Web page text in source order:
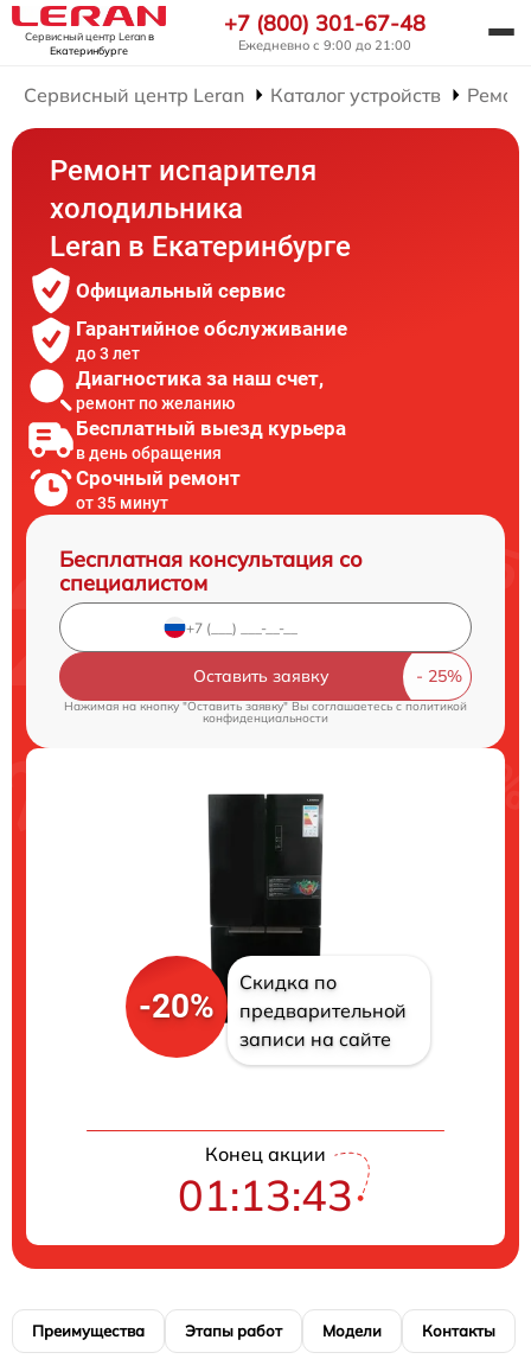
Сервисный центр Leranв
Екатеринбурге
+7 (800) 301-67-48
Ежедневно с 9:00 до 21:00
Сервисный центр Leran Каталог устройств
Ремонт испарителя
холодильника
Leran в Екатеринбурге
Официальный сервис
Гарантийное обслуживание
до 3 лет
Диагностика за наш счет,
ремонт по желанию
Бесплатный выезд курьера
в день обращения
Срочный ремонт
от 35 минут
Бесплатная консультация со
специалистом
Оставить заявку
Нажимая на кнопку "Оставить заявку" Вы соглашаетесь c политикой
конфиденциальности
-20%
Скидка по
предварительной
записи на сайте
Конец акции
01:13:42
Преимущества Этапы работ Модели Контакты